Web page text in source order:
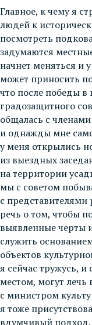
Главное, к чему я
людей к
посмотреть
задумаются
начнет меняться и
может приносить
что после победы в
градозащитного
общалась с
и однажды мне
у меня открылись
из выездных
на территории
мы с советом
с
речь о том, чтобы
выявленные черты
служить
объектов
я сейчас тружусь,
местом, могут лечь
с министром
я тоже
вдумчивый подход,